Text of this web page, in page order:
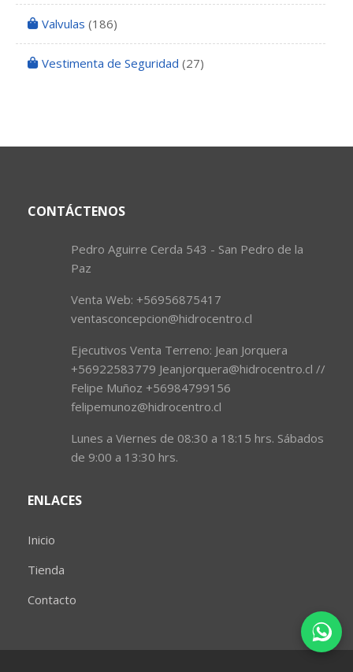
Valvulas (186)
Vestimenta de Seguridad (27)
CONTÁCTENOS
Pedro Aguirre Cerda 543 - San Pedro de la
Paz
Venta Web: +56956875417
ventasconcepcion@hidrocentro.cl
Ejecutivos Venta Terreno: Jean Jorquera
+56922583779 Jeanjorquera@hidrocentro.cl //
Felipe Muñoz +56984799156
felipemunoz@hidrocentro.cl
Lunes a Viernes de 08:30 a 18:15 hrs. Sábados
de 9:00 a 13:30 hrs.
ENLACES
Inicio
Tienda
Contacto